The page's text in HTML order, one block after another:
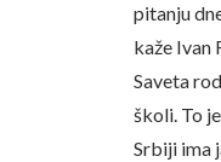
pitanju
kaže Ivan
Saveta
školi. To
Srbiji ima